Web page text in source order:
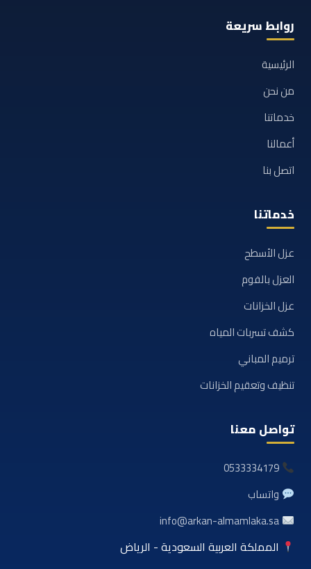
روابط سريعة
الرئيسية
من نحن
خدماتنا
أعمالنا
اتصل بنا
خدماتنا
عزل الأسطح
العزل بالفوم
عزل الخزانات
كشف تسربات المياه
ترميم المباني
تنظيف وتعقيم الخزانات
تواصل معنا
0533334179
واتساب
info@arkan-almamlaka.sa
المملكة العربية السعودية - الرياض